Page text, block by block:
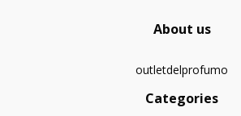
About us
outletdelprofumo
Categories